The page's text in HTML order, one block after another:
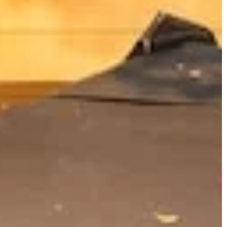
meble do każdego
które pomogą Ci
Odkryj tajniki wyboru idealnego
nocnego do sypialni glamour.
wartości estetyczne i
się, tworząc doskonałe